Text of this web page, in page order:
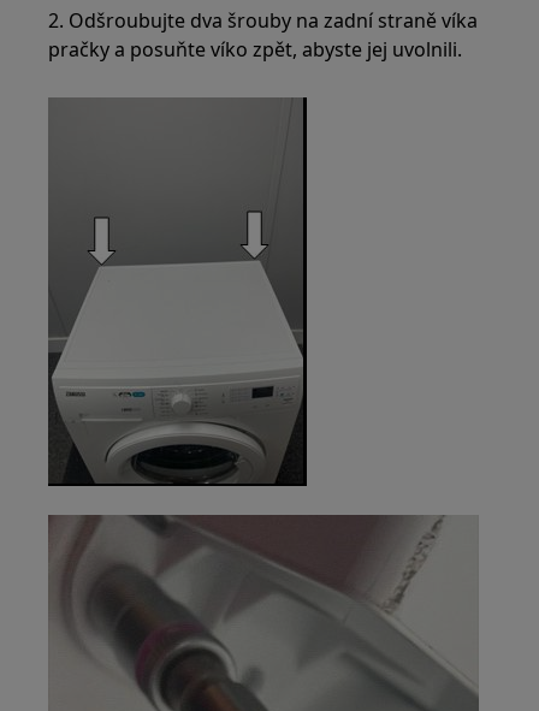
2. Odšroubujte dva šrouby na zadní straně víka
pračky a posuňte víko zpět, abyste jej uvolnili.